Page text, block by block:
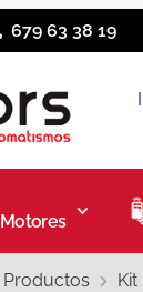
679 63 38 19
Motores
Productos Kit